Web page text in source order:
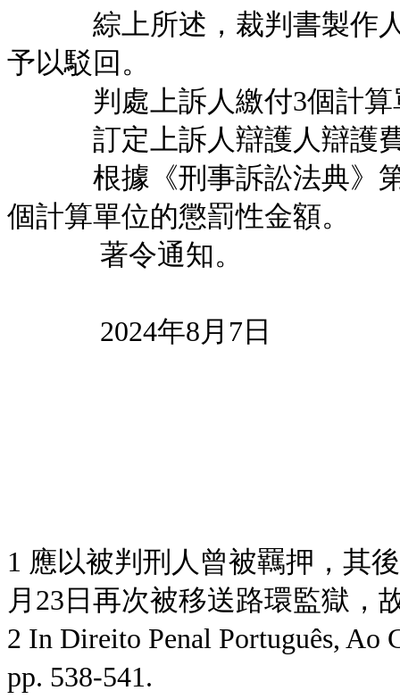
綜上所述，裁判書製作人
予以駁回。
判處上訴人繳付3個計算單
訂定上訴人辯護人辯護費
根據《刑事訴訟法典》第
個計算單位的懲罰性金額。
著令通知。
2024年8月7日
1 應以被判刑人曾被羈押，其
月23日再次被移送路環監獄，
2 In Direito Penal Português, Ao
pp. 538-541.